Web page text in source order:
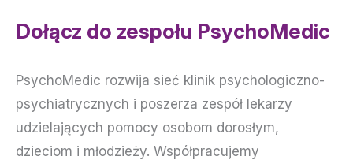
Dołącz do zespołu PsychoMedic
PsychoMedic rozwija sieć klinik psychologiczno-
psychiatrycznych i poszerza zespół lekarzy
udzielających pomocy osobom dorosłym,
dzieciom i młodzieży. Współpracujemy